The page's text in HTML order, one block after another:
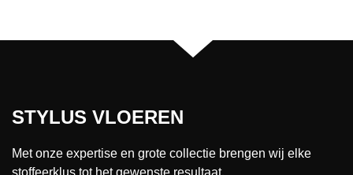
STYLUS VLOEREN
Met onze expertise en grote collectie brengen wij elke